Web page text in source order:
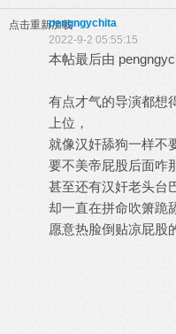
点击重新加载pengngychita
2022-9-2 05:55:15
本帖最后由
有点才气的导演都想
上位，
就像汉奸舔狗一样不
要不美帝屁股后面咋
甚至还有汉奸老头台
却一直在拼命吹箫跪
愿意热脸倒贴凉屁股